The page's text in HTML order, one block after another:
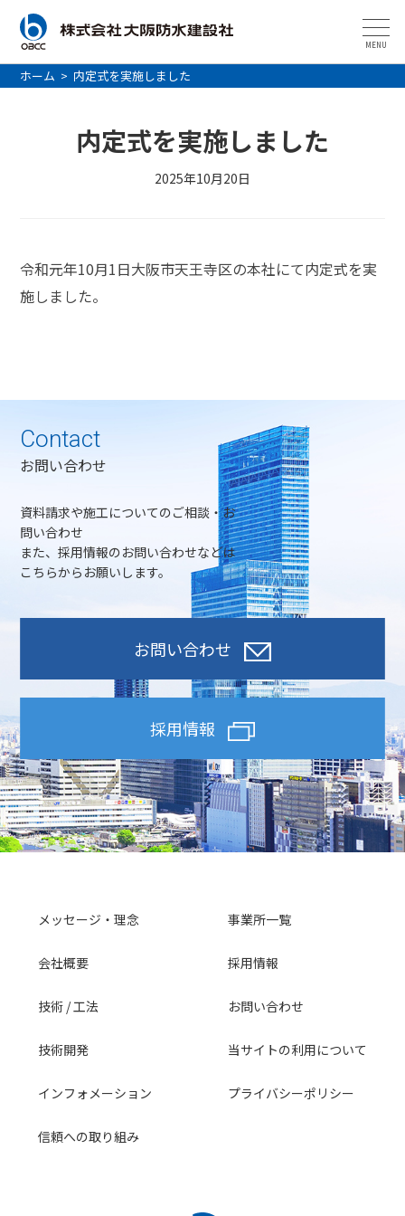
MENU
ホーム > 内定式を実施しました
内定式を実施しました
2025年10月20日
令和元年10月1日大阪市天王寺区の本社にて内定式を実
施しました。
Contact
お問い合わせ
資料請求や施工についてのご相談・お
問い合わせ
また、採用情報のお問い合わせなどは
こちらからお願いします。
お問い合わせ
採用情報
メッセージ・理念
会社概要
技術 / 工法
技術開発
インフォメーション
信頼への取り組み
事業所一覧
採用情報
お問い合わせ
当サイトの利用について
プライバシーポリシー